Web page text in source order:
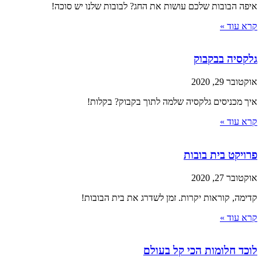
איפה הבובות שלכם עושות את החג? לבובות שלנו יש סוכה!
קרא עוד »
גלקסיה בבקבוק
אוקטובר 29, 2020
איך מכניסים גלקסיה שלמה לתוך בקבוק? בקלות!
קרא עוד »
פרויקט בית בובות
אוקטובר 27, 2020
קדימה, קוראות יקרות. זמן לשדרג את בית הבובות!
קרא עוד »
לוכד חלומות הכי קל בעולם